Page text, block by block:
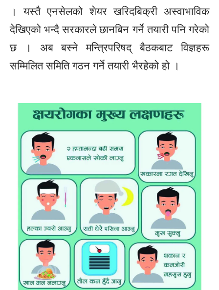
। यस्तै एनसेलको शेयर खरिदबिक्री अस्वाभाविक
देखिएको भन्दै सरकारले छानबिन गर्ने तयारी पनि गरेको
छ । अब बस्ने मन्त्रिपरिषद् बैठकबाट विज्ञहरू
सम्मिलित समिति गठन गर्ने तयारी भैरहेको हो ।